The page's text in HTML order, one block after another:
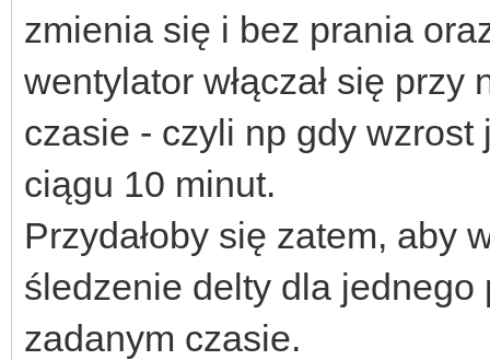
zmienia się i bez prania
wentylator włączał się
czasie - czyli np gdy
ciągu 10 minut.
Przydałoby się zatem, aby
śledzenie delty dla
zadanym czasie.